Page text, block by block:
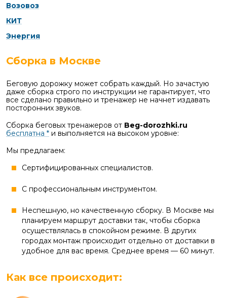
Возовоз
КИТ
Энергия
Сборка в Москве
Беговую дорожку может собрать каждый. Но зачастую
даже сборка строго по инструкции не гарантирует, что
все сделано правильно и тренажер не начнет издавать
посторонних звуков.
Сборка беговых тренажеров от Beg-dorozhki.ru
бесплатна * и выполняется на высоком уровне:
Мы предлагаем:
Сертифицированных специалистов.
С профессиональным инструментом.
Неспешную, но качественную сборку. В Москве мы
планируем маршрут доставки так, чтобы сборка
осуществлялась в спокойном режиме. В других
городах монтаж происходит отдельно от доставки в
удобное для вас время. Среднее время — 60 минут.
Как все происходит: